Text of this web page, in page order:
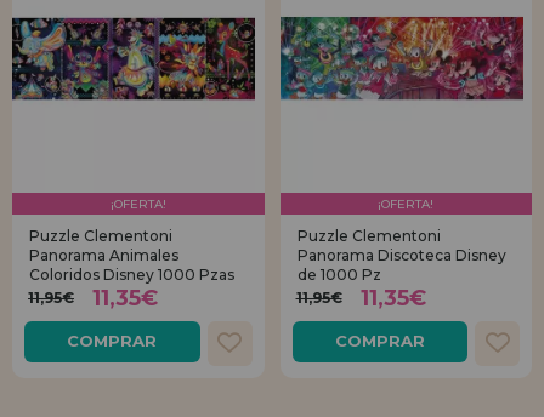
¡OFERTA!
Puzzle Clementoni
Panorama Animales
Coloridos Disney 1000 Pzas
11,95€
11,35€
COMPRAR
¡OFERTA!
Puzzle Clementoni
Panorama Discoteca Disney
de 1000 Pz
11,95€
11,35€
COMPRAR